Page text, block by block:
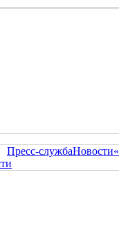
Пресс-службаНовости